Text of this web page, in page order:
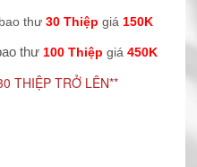
thư 30 Thiệp giá 150K
thư 100 Thiệp giá450K
THIỆP TRỞ LÊN**